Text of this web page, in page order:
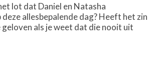
lot dat Daniel en Natasha
allesbepalende dag? Heeft het zin
als je weet dat die nooit uit